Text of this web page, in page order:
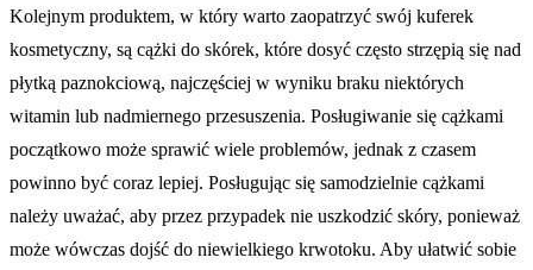
Kolejnym produktem, w który warto zaopatrzyć swój kuferek
kosmetyczny, są cążki do skórek, które dosyć często strzępią się nad
płytką paznokciową, najczęściej w wyniku braku niektórych
witamin lub nadmiernego przesuszenia. Posługiwanie się cążkami
początkowo może sprawić wiele problemów, jednak z czasem
powinno być coraz lepiej. Posługując się samodzielnie cążkami
należy uważać, aby przez przypadek nie uszkodzić skóry, ponieważ
może wówczas dojść do niewielkiego krwotoku. Aby ułatwić sobie